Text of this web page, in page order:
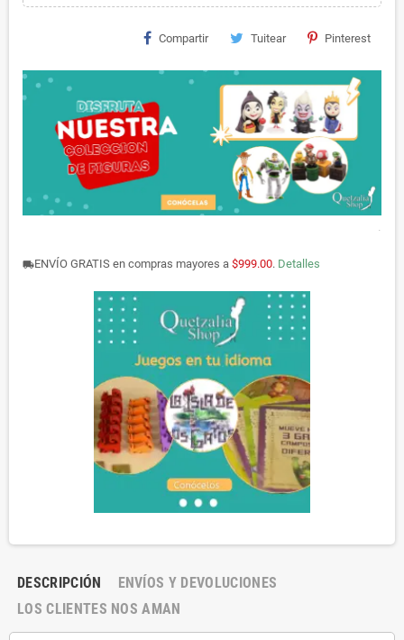
Compartir Tuitear Pinterest
.
local_shippingENVÍO GRATIS en compras mayores a $999.00. Detalles
DESCRIPCIÓN
ENVÍOS Y DEVOLUCIONES
LOS CLIENTES NOS AMAN